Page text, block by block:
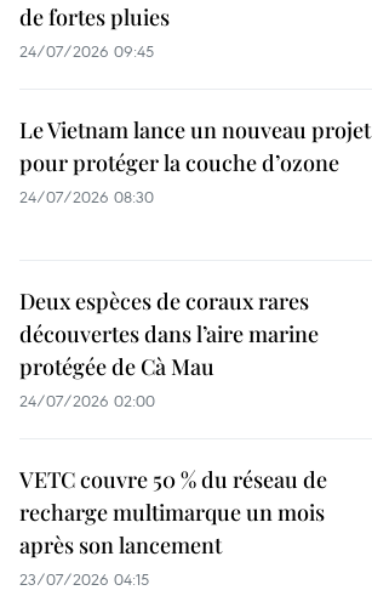
de fortes pluies
24/07/2026 09:45
Le Vietnam lance un nouveau projet
pour protéger la couche d’ozone
24/07/2026 08:30
Deux espèces de coraux rares
découvertes dans l’aire marine
protégée de Cà Mau
24/07/2026 02:00
VETC couvre 50 % du réseau de
recharge multimarque un mois
après son lancement
23/07/2026 04:15